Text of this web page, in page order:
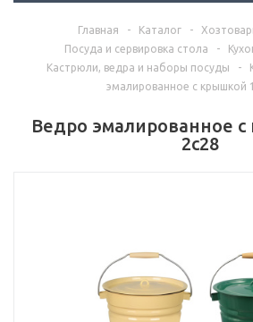
Главная - Каталог -
Посуда и сервировка стола
-
Кастрюли, ведра и наборы посуды
-
эмалированное с крышкой
Ведро эмалированное
2с28